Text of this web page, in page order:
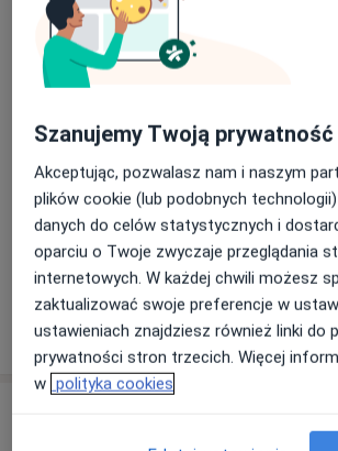
Chirurgia stomatologiczna
250 400 zł Szczegóły
3 000 zł Szczegóły
Leczenie kanałowe
80 zł Szczegóły
+ 4 usługi
W jaki sposób ustalane są ceny?
Szanujemy Twoją prywatność
Akceptując, pozwalasz nam i naszym
plików cookie (lub podobnych
danych do celów statystycznych i
oparciu o Twoje zwyczaje przeglądania
internetowych. W każdej chwili możesz
zaktualizować swoje preferencje w
ustawieniach znajdziesz również linki do
prywatności stron trzecich. Więcej
w polityka cookies